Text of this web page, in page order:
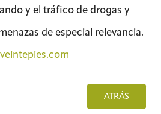
y el tráfico de drogas y
de especial relevancia.
ATRÁS